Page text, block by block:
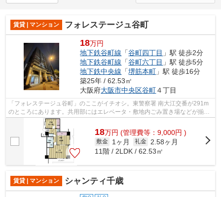
賃貸 | マンション フォレステージュ谷町
18万円
地下鉄谷町線 「谷町四丁目 」駅 徒歩2分
地下鉄谷町線 「谷町六丁目 」駅 徒歩5分
地下鉄中央線 「堺筋本町 」駅 徒歩16分
築25年 / 62.53㎡
大阪府大阪市中央区谷町４丁目
「フォレステージュ谷町」のここがイチオシ。東警察署 南大江交番が291m
のところにあります。共用部にはエレベータ・敷地内ごみ置き場などが揃っ
ており、とても充実しています。こちら...
18万円 (管理費等：9,000円 )
敷金 1ヶ月 礼金
2.58ヶ月
11階 / 2LDK / 62.53㎡
賃貸 | マンション シャンティ千歳